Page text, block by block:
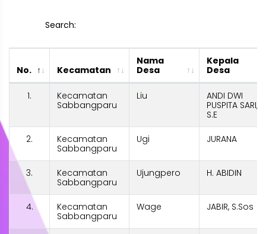
Search:
No. Kecamatan
Nama
Desa
Kepala
Desa
1.
Kecamatan
Sabbangparu
Liu
ANDI DWI
PUSPITA SARI,
S.E
2.
Kecamatan
Sabbangparu
Ugi JURANA
3.
Kecamatan
Sabbangparu
Ujungpero H. ABIDIN
4.
Kecamatan
Sabbangparu
Wage JABIR, S.Sos